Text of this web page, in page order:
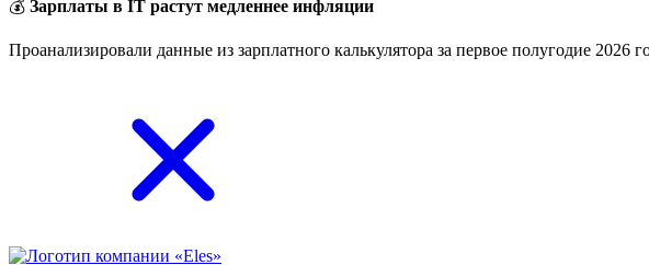
💰 Зарплаты в IT растут медленнее инфляции
Проанализировали данные из зарплатного калькулятора за первое полугодие 2026